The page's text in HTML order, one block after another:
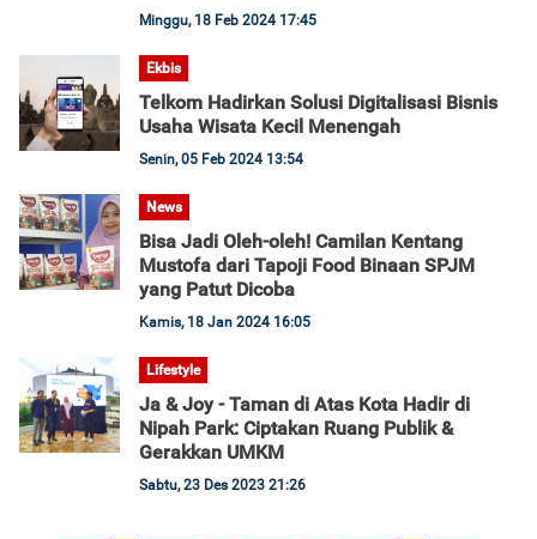
Minggu, 18 Feb 2024 17:45
Ekbis
Telkom Hadirkan Solusi Digitalisasi Bisnis
Usaha Wisata Kecil Menengah
Senin, 05 Feb 2024 13:54
News
Bisa Jadi Oleh-oleh! Camilan Kentang
Mustofa dari Tapoji Food Binaan SPJM
yang Patut Dicoba
Kamis, 18 Jan 2024 16:05
Lifestyle
Ja & Joy - Taman di Atas Kota Hadir di
Nipah Park: Ciptakan Ruang Publik &
Gerakkan UMKM
Sabtu, 23 Des 2023 21:26